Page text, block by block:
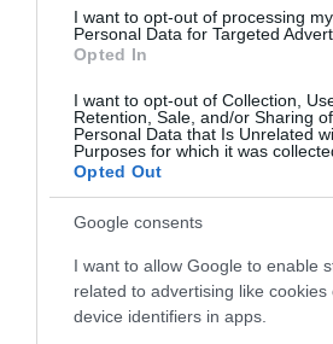
I want to opt-out of processing my
Personal Data for Targeted
Opted In
I want to opt-out of Collection,
Retention, Sale, and/or Sharing
Personal Data that Is Unrelated
Purposes for which it was
Opted Out
Google consents
I want to allow Google to enable
related to advertising like cookies
device identifiers in apps.
ízesíthetjük a mártást ésmíg a hal
tartsuk melegen. Ültessük a
vízfürdőben.
Figyelem!A hollandi mártás
tojások miatt igencsak rövid (2-3
lazac sütése
A lazacot közepes lángon,
sütjük, egy-két evőkanál olajban.
részétsütjük pirítósra.